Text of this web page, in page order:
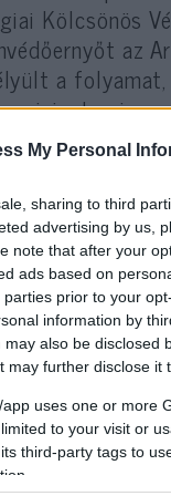
My Personal
sharing to third
advertising by us,
note that after your
ads based on
prior to your
information by
also be disclosed
may further disclose it
uses one or more
to your visit or
third-party tags to
Kölcsönös
az
a
felmérni
méltó,
adatai alapján